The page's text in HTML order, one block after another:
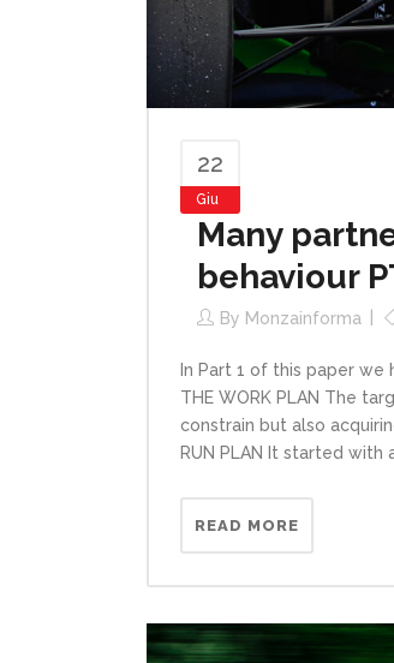
22
Giu
Many
behaviour
By Monzainforma
In Part 1 of this paper
THE WORK PLAN The
constrain but also
RUN PLAN It started with
READ MORE